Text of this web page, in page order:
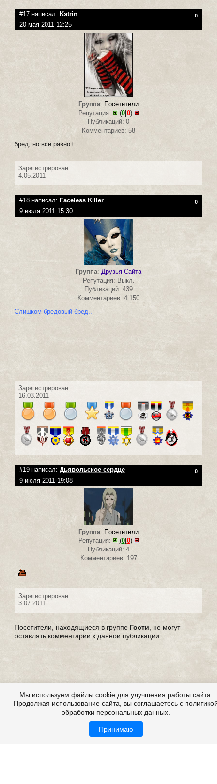
#17 написал: Kэtrin 0
20 мая 2011 12:25
Группа: Посетители
Репутация:
(0| 0)
Публикаций: 0
Комментариев: 58
бред, но всё равно+
Зарегистрирован:
4.05.2011
#18 написал: Faceless Killer 0
9 июля 2011 15:30
Группа: Друзья Сайта
Репутация: Выкл.
Публикаций: 439
Комментариев: 4 150
Слишком бредовый бред... ---
Зарегистрирован:
16.03.2011
#19 написал: Дьявольское сердце 0
9 июля 2011 19:08
Группа: Посетители
Репутация:
(0| 0)
Публикаций: 4
Комментариев: 197
-
Зарегистрирован:
3.07.2011
Посетители, находящиеся в группе Гости , не могут
оставлять комментарии к данной публикации.
Мы используем файлы cookie для улучшения работы сайта.
Продолжая использование сайта, вы соглашаетесь с
обработки персональных данных.
Принимаю